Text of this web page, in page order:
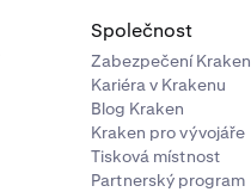
Společnost
Zabezpečení Kraken
Kariéra v Krakenu
Blog Kraken
Kraken pro vývojáře
Tisková místnost
Partnerský program